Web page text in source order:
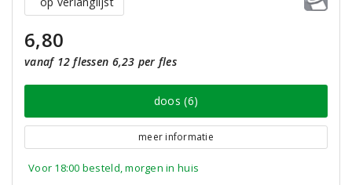
6,80
vanaf 12 flessen 6,23 per fles
doos (6)
meer informatie
Voor 18:00 besteld, morgen in huis